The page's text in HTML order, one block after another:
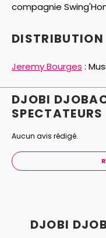
compagnie
et le burlesque
version rumba à la
entraînera aux portes du
réduit, un justificatif
Jeremy Bourges :
DJOBI
SPECTATEURS
Aucun avis rédigé.
DJOBI